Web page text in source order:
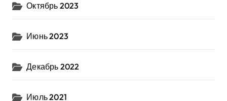
Октябрь 2023
Июнь 2023
Декабрь 2022
Июль 2021